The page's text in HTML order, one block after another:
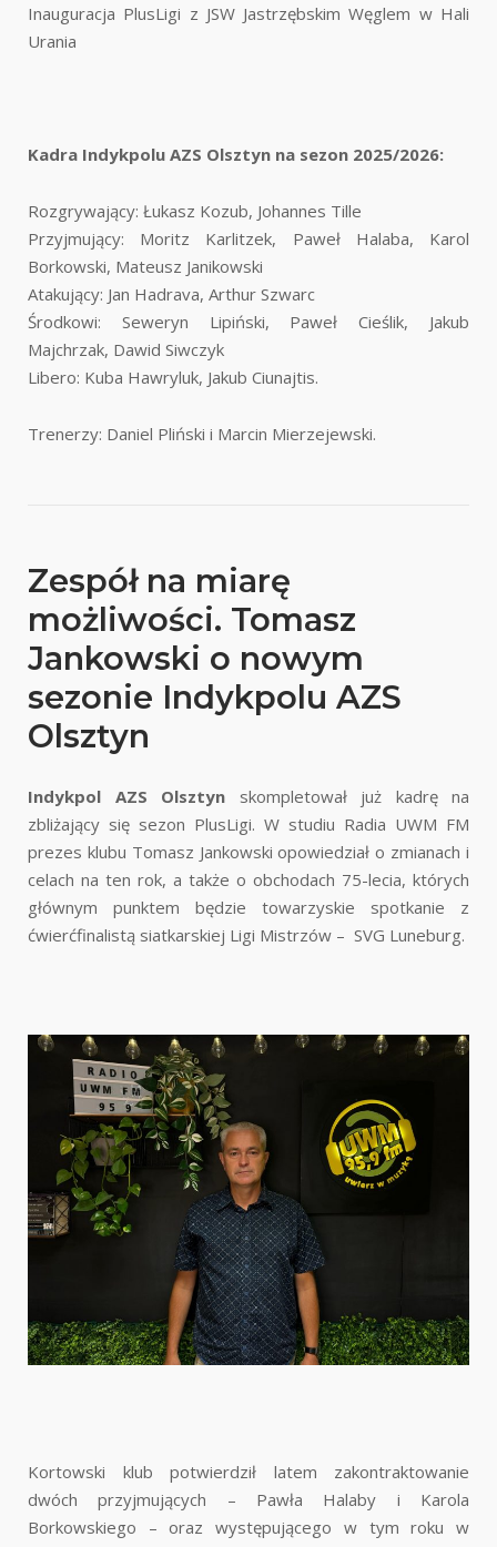
Inauguracja PlusLigi z JSW Jastrzębskim Węglem w Hali
Urania
Kadra Indykpolu AZS Olsztyn na sezon 2025/2026:
Rozgrywający: Łukasz Kozub, Johannes Tille
Przyjmujący: Moritz Karlitzek, Paweł Halaba, Karol
Borkowski, Mateusz Janikowski
Atakujący: Jan Hadrava, Arthur Szwarc
Środkowi: Seweryn Lipiński, Paweł Cieślik, Jakub
Majchrzak, Dawid Siwczyk
Libero: Kuba Hawryluk, Jakub Ciunajtis.
Trenerzy: Daniel Pliński i Marcin Mierzejewski.
Zespół na miarę
możliwości. Tomasz
Jankowski o nowym
sezonie Indykpolu AZS
Olsztyn
Indykpol AZS Olsztyn skompletował już kadrę na
zbliżający się sezon PlusLigi. W studiu Radia UWM FM
prezes klubu Tomasz Jankowski opowiedział o zmianach i
celach na ten rok, a także o obchodach 75-lecia, których
głównym punktem będzie towarzyskie spotkanie z
ćwierćfinalistą siatkarskiej Ligi Mistrzów – SVG Luneburg.
Kortowski klub potwierdził latem zakontraktowanie
dwóch przyjmujących – Pawła Halaby i Karola
Borkowskiego – oraz występującego w tym roku w